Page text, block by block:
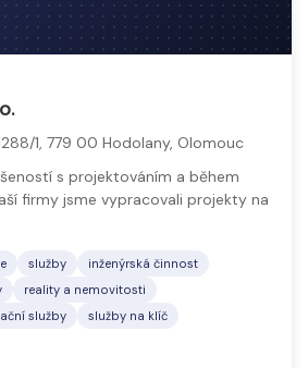
1, 779 00 Hodolany, Olomouc
s projektováním a během
firmy jsme vypracovali projekty na
služby
inženýrská činnost
reality a nemovitosti
služby
služby na klíč